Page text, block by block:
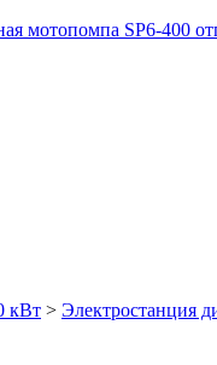
мотопомпа SP6-400
кВт > Электростанция